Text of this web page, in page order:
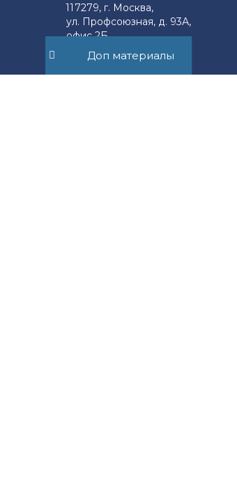
Доп материалы
Юридическим лицам
117279, г. Москва,
ул. Профсоюзная, д. 93А,
офис 2Б